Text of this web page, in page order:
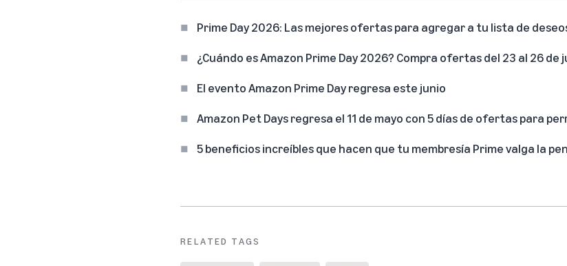
Prime Day 2026: Las mejores ofertas para agregar a tu lista de
¿Cuándo es Amazon Prime Day 2026? Compra ofertas del 23 al 26 de
El evento Amazon Prime Day regresa este junio
Amazon Pet Days regresa el 11 de mayo con 5 días de ofertas para
5 beneficios increíbles que hacen que tu membresía Prime valga la
RELATED TAGS